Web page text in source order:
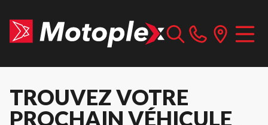
TROUVEZ VOTRE
PROCHAIN VÉHICULE